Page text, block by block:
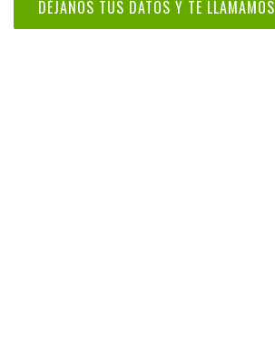
DÉJANOS TUS DATOS Y TE LLAMAMOS